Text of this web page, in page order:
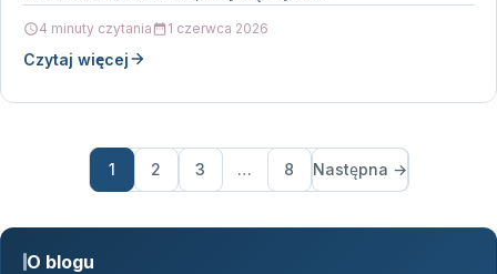
4 minuty czytania 1 czerwca 2026
Czytaj więcej
1 2 3 … 8 Następna →
O blogu